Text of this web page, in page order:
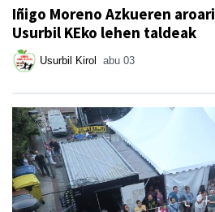
Iñigo Moreno Azkueren
Usurbil KEko lehen taldeak
Usurbil Kirol abu 03